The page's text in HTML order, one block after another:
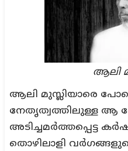
ആലി
ആലി മുസ്ലിയാരെ
നേതൃത്വത്തിലുള്ള ആ
അടിച്ചമർത്തപ്പെട്ട
തൊഴിലാളി